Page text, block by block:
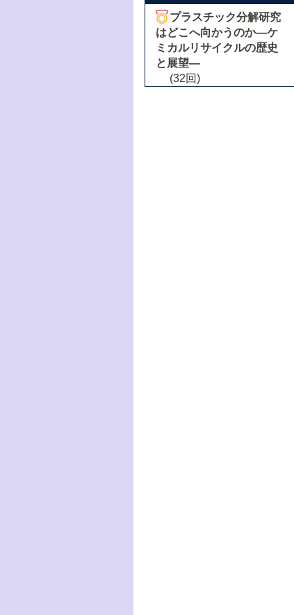
プラスチック分解研究
はどこへ向かうのか―ケ
ミカルリサイクルの歴史
と展望―
(32回)